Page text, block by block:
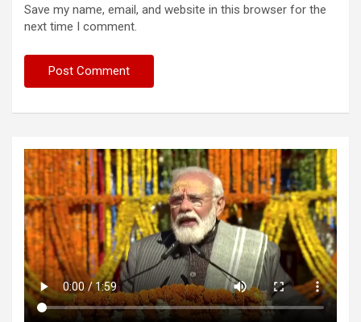
Save my name, email, and website in this browser for the
next time I comment.